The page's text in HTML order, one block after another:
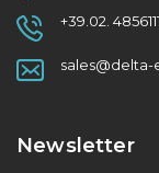
+39.02. 4856111
Newsletter